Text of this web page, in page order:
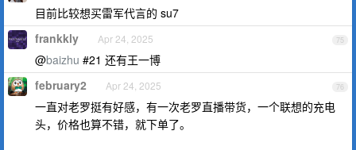
目前比较想买雷军代言的 su7
75
frankkly Apr 24, 2025
@baizhu #21 还有王一博
76
february2 Apr 24, 2025
一直对老罗挺有好感，有一次老罗直播带货，一个联想的充电
头，价格也算不错，就下单了。